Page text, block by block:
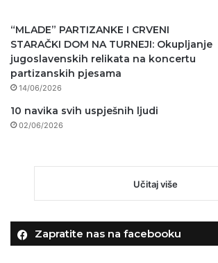
“MLADE” PARTIZANKE I CRVENI
STARAČKI DOM NA TURNEJI: Okupljanje
jugoslavenskih relikata na koncertu
partizanskih pjesama
14/06/2026
10 navika svih uspješnih ljudi
02/06/2026
Učitaj više
Zapratite nas na facebooku